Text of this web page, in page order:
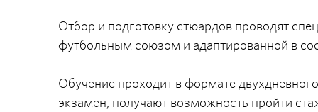
Отбор и подготовку стюардов проводят
футбольным союзом и адаптированной в
Обучение проходит в формате
экзамен, получают возможность пройти